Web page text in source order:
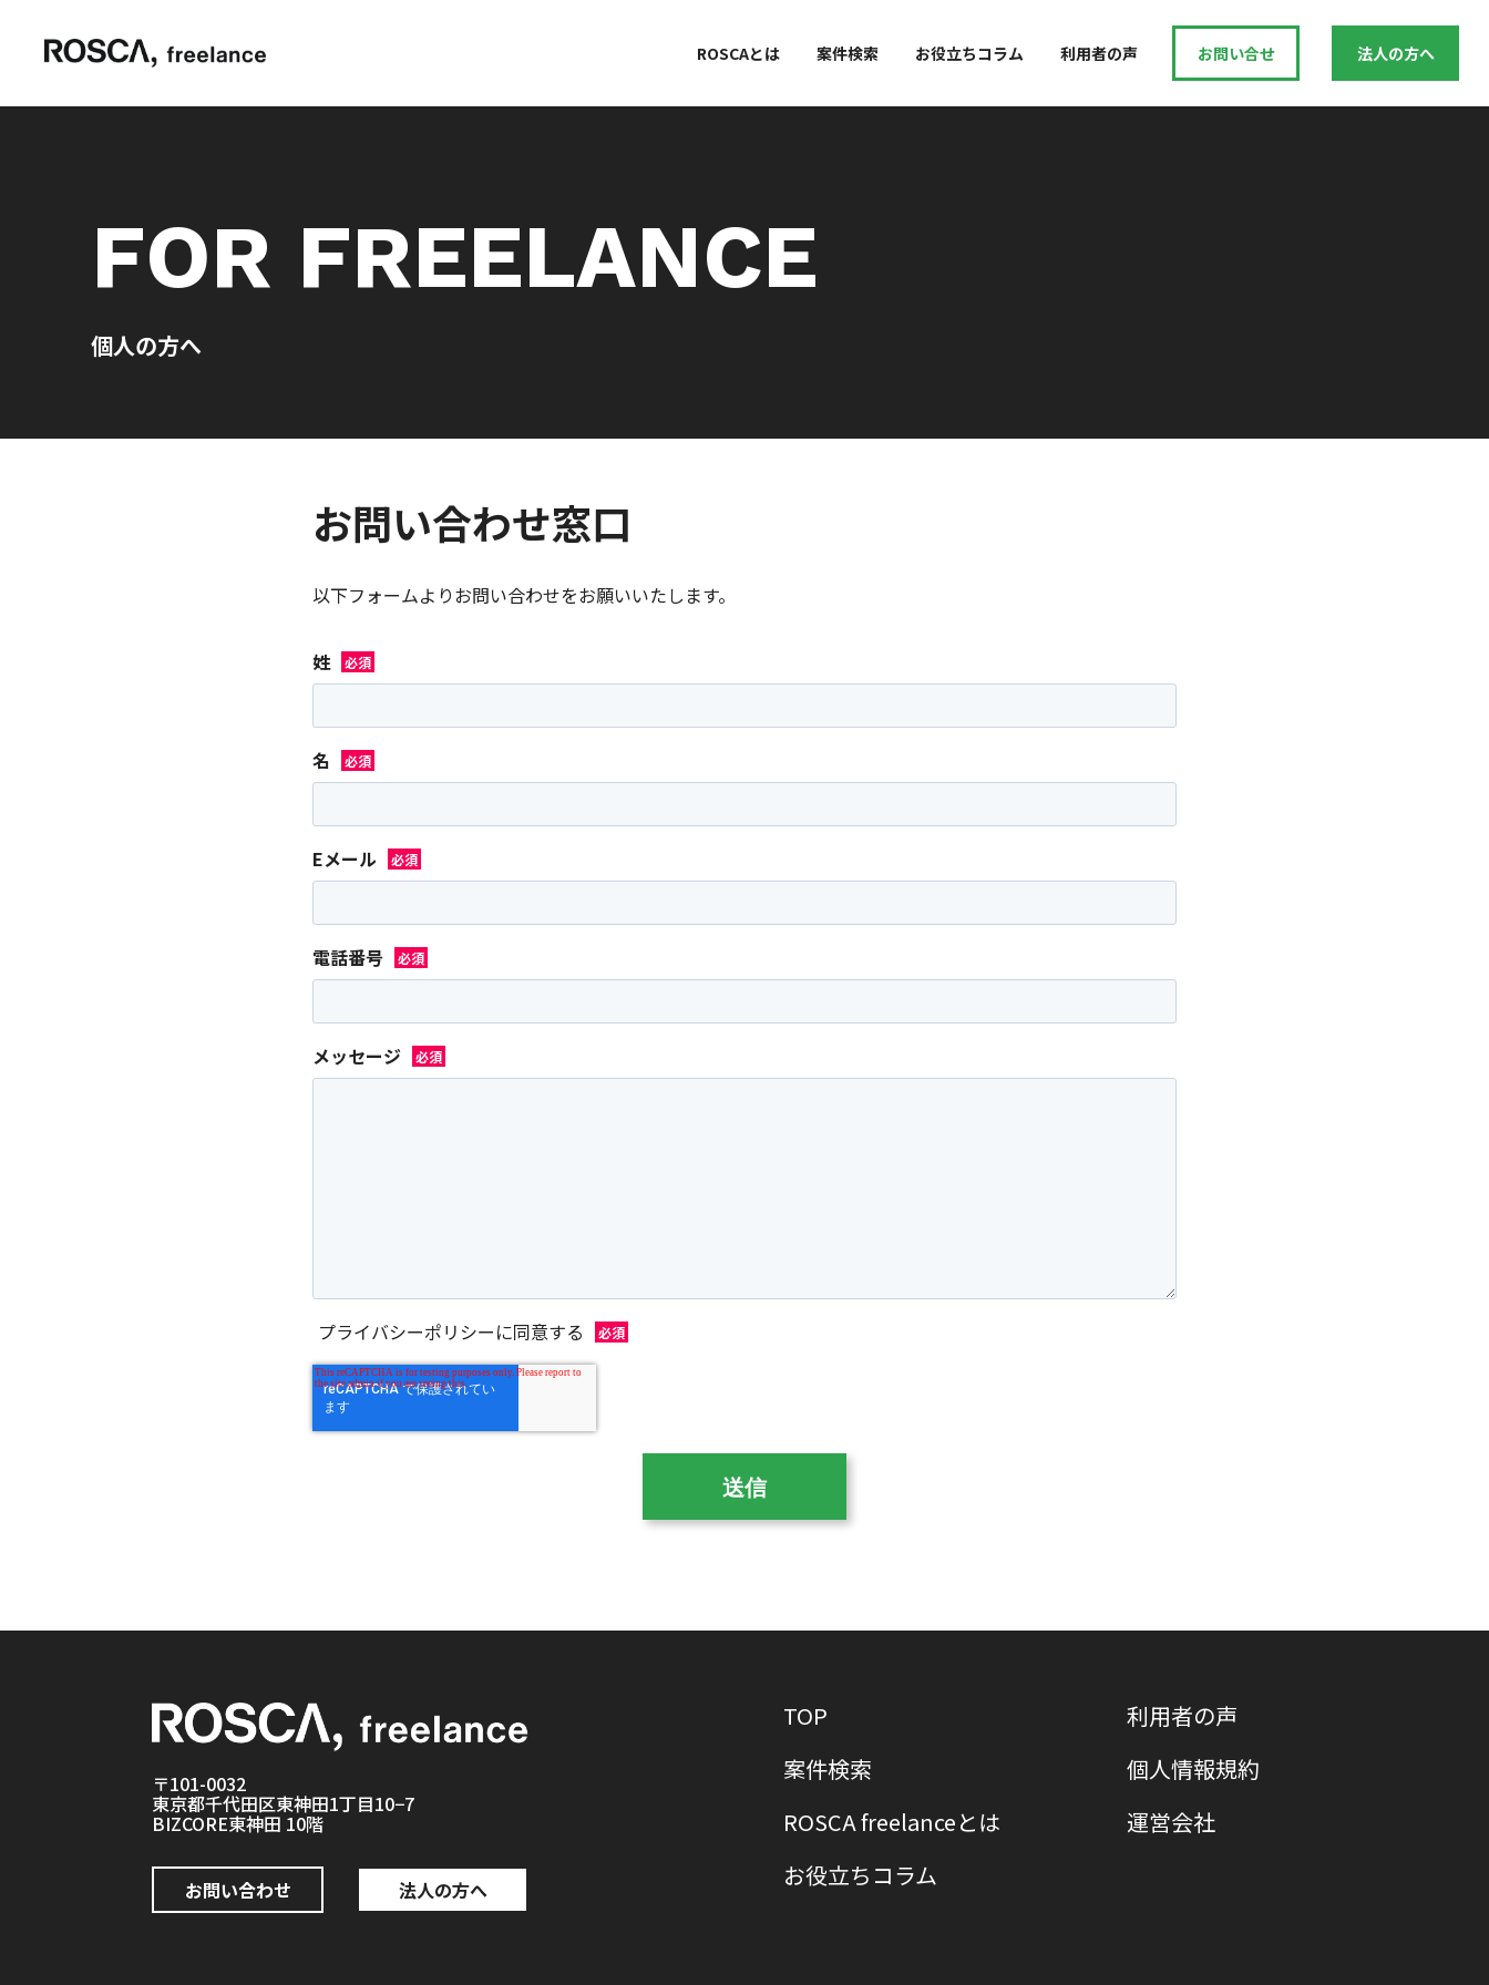
ROSCAとは 案件検索 お役立ちコラム 利用者の声 お問い合せ 法人の方へ
FOR FREELANCE
個人の方へ
お問い合わせ窓口
以下フォームよりお問い合わせをお願いいたします。
姓
名
Eメール
電話番号
メッセージ
プライバシーポリシーに同意する
〒101-0032
東京都千代田区東神田1丁目10−7
BIZCORE東神田 10階
お問い合わせ 法人の方へ
TOP
案件検索
ROSCA freelanceとは
お役立ちコラム
利用者の声
個人情報規約
運営会社